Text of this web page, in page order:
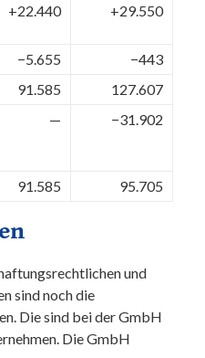
+22.440 +29.550
−5.655
−443
91.585
127.607
— −31.902
91.585 95.705
und
sind noch die
Die sind bei der GmbH
Die GmbH